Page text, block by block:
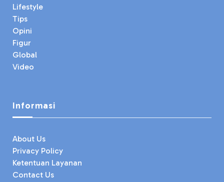
Lifestyle
Tips
Opini
Figur
Global
Video
Informasi
About Us
Privacy Policy
Ketentuan Layanan
Contact Us